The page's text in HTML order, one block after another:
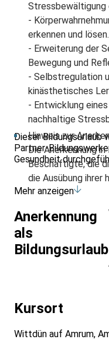
Stressbewältigung
-
erkennen und lösen.
- Erweiterung der
Bewegung und
- Selbstregulation
kinästhetisches
- Entwicklung
nachhaltige
Hinweis zur
Die Anerkennung
Beschäftigte, die
die Ausübung ihrer
benötigen und für
Veranstaltung im
ehrenamtlichen
benötigen.
Dieser Bildungsurlaub
Partner-
Gesundheit
Mehr anzeigen
Anerkennung
als
Bildungsurlaub
Kursort
Wittdün auf Amrum,